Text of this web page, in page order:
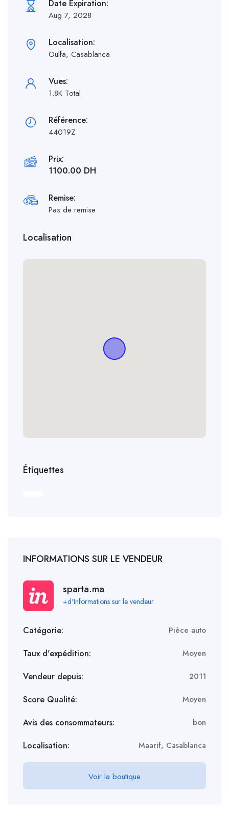
Date Expiration:
Aug 7, 2028
Localisation:
Oulfa, Casablanca
Vues:
1.8K Total
Référence:
44019Z
Prix:
1100.00 DH
Remise:
Pas de remise
Localisation
Étiquettes
INFORMATIONS SUR LE VENDEUR
sparta.ma
+d'Informations sur le vendeur
Catégorie: Pièce auto
Taux d'expédition: Moyen
Vendeur depuis: 2011
Score Qualité: Moyen
Avis des consommateurs: bon
Localisation: Maarif, Casablanca
Voir la boutique